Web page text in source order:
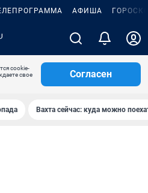
АФИША
cookie-
свое
Согласен
Вахта сейчас: куда можно